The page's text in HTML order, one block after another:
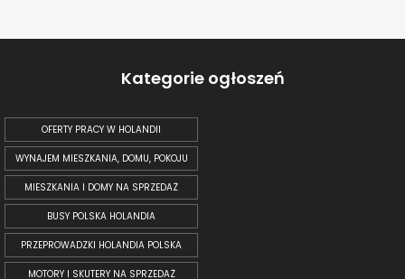
Kategorie ogłoszeń
OFERTY PRACY W HOLANDII
WYNAJEM MIESZKANIA, DOMU, POKOJU
MIESZKANIA I DOMY NA SPRZEDAŻ
BUSY POLSKA HOLANDIA
PRZEPROWADZKI HOLANDIA POLSKA
MOTORY I SKUTERY NA SPRZEDAŻ